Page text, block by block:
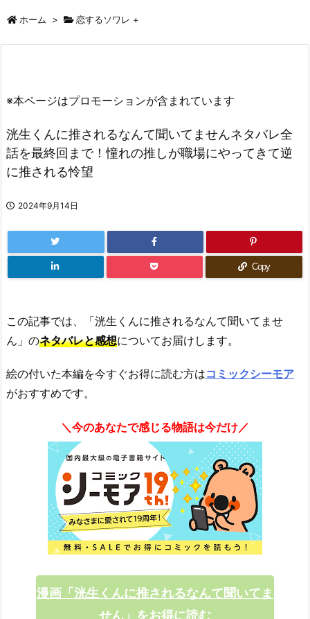
ホーム > 恋するソワレ +
※本ページはプロモーションが含まれています
洸生くんに推されるなんて聞いてませんネタバレ全
話を最終回まで！憧れの推しが職場にやってきて逆
に推される怜望
2024年9月14日
Copy
この記事では、「洸生くんに推されるなんて聞いてませ
ん」のネタバレと感想についてお届けします。
絵の付いた本編を今すぐお得に読む方はコミックシーモア
がおすすめです。
＼今のあなたで感じる物語は今だけ／
漫画「洸生くんに推されるなんて聞いてま
せん」をお得に読む